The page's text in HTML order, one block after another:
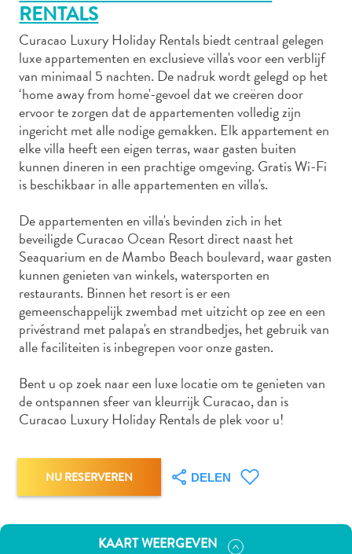
Autoverhuur
Bezienswaardigheden
Diversen
Duik-
en
snorkelplekken
Duikoperators
en
drinken
Kunst
en
cultuur
Landactiviteiten
Musea
Nachtleven
en
entertainment
Natuur
Sauna
en
RENTALS
Curacao Luxury Holiday Rentals biedt centraal gelegen
luxe appartementen en exclusieve villa's voor een verblijf
van minimaal 5 nachten. De nadruk wordt gelegd op het
‘home away from home'-gevoel dat we creëren door
ervoor te zorgen dat de appartementen volledig zijn
ingericht met alle nodige gemakken. Elk appartement en
elke villa heeft een eigen terras, waar gasten buiten
kunnen dineren in een prachtige omgeving. Gratis Wi-Fi
is beschikbaar in alle appartementen en villa's.
De appartementen en villa's bevinden zich in het
beveiligde Curacao Ocean Resort direct naast het
Seaquarium en de Mambo Beach boulevard, waar gasten
kunnen genieten van winkels, watersporten en
restaurants. Binnen het resort is er een
gemeenschappelijk zwembad met uitzicht op zee en een
privéstrand met palapa's en strandbedjes, het gebruik van
alle faciliteiten is inbegrepen voor onze gasten.
Bent u op zoek naar een luxe locatie om te genieten van
de ontspannen sfeer van kleurrijk Curacao, dan is
Curacao Luxury Holiday Rentals de plek voor u!
NU RESERVEREN DELEN
KAART WEERGEVEN